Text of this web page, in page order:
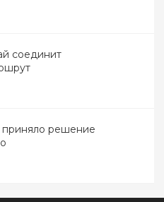
соединит
приняло решение